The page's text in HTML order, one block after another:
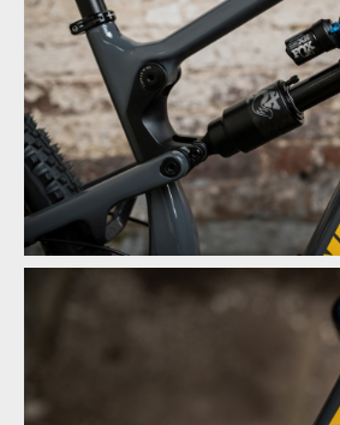
Novinka: Nukeproof Mega - počtvrté
Novinka: Nukeproof Mega - počtvrté
Novinka: Nukeproof Mega - počtvrté
Novinka: Nukeproof Mega - počtvrté
Novinka: Nukeproof Mega - počtvrté
Novinka: Nukeproof Mega - počtvrté
Novinka: Nukeproof Mega - počtvrté
Novinka: Nukeproof Mega - počtvrté
Novinka: Nukeproof Mega - počtvrté